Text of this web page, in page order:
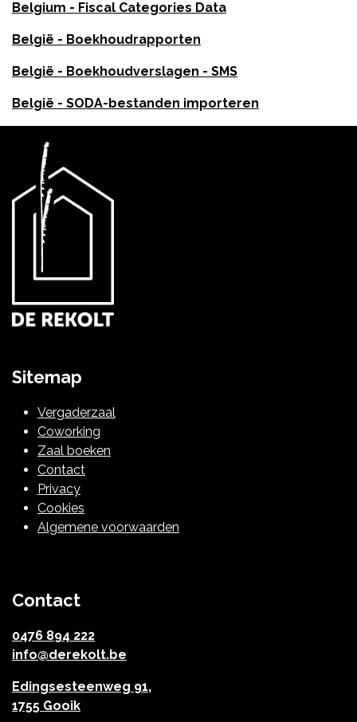
Belgium - Fiscal Categories Data
België - Boekhoudrapporten
België - Boekhoudverslagen - SMS
België - SODA-bestanden importeren
Sitemap
Vergaderzaal
Coworking
Zaal boeken
Contact
Privacy
Cookies
Algemene voorwaarden
Contact
0476 894 222
info@derekolt.be
Edingsesteenweg 91,
1755 Gooik